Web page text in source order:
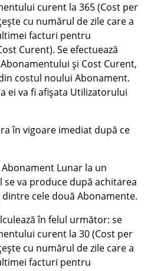
curent la 365 (Cost per
cu numărul de zile care a
facturi pentru
Curent). Se efectuează
și Cost Curent,
costul noului Abonament.
ei va fi afișata Utilizatorului
în vigoare imediat după ce
Lunar la un
se va produce după achitarea
cele două Abonamente.
în felul următor: se
curent la 30 (Cost per
cu numărul de zile care a
facturi pentru